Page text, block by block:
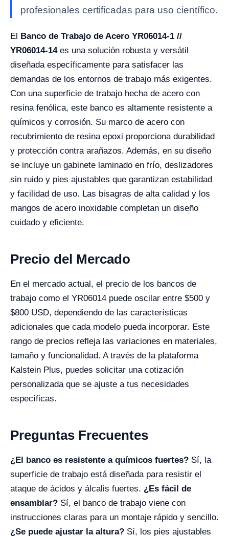
profesionales certificadas para uso científico.
El Banco de Trabajo de Acero YR06014-1 //
YR06014-14es una solución robusta y versátil
diseñada específicamente para satisfacer las
demandas de los entornos de trabajo más exigentes.
Con una superficie de trabajo hecha de acero con
resina fenólica, este banco es altamente resistente a
químicos y corrosión. Su marco de acero con
recubrimiento de resina epoxi proporciona durabilidad
y protección contra arañazos. Además, en su diseño
se incluye un gabinete laminado en frío, deslizadores
sin ruido y pies ajustables que garantizan estabilidad
y facilidad de uso. Las bisagras de alta calidad y los
mangos de acero inoxidable completan un diseño
cuidado y eficiente.
Precio del Mercado
En el mercado actual, el precio de los bancos de
trabajo como el YR06014 puede oscilar entre $500 y
$800 USD, dependiendo de las características
adicionales que cada modelo pueda incorporar. Este
rango de precios refleja las variaciones en materiales,
tamaño y funcionalidad. A través de la plataforma
Kalstein Plus, puedes solicitar una cotización
personalizada que se ajuste a tus necesidades
específicas.
Preguntas Frecuentes
¿El banco es resistente a químicos fuertes? Sí, la
superficie de trabajo está diseñada para resistir el
ataque de ácidos y álcalis fuertes. ¿Es fácil de
ensamblar? Sí, el banco de trabajo viene con
instrucciones claras para un montaje rápido y sencillo.
¿Se puede ajustar la altura? Sí, los pies ajustables